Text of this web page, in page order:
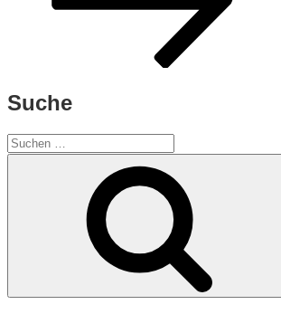
Suche
Suchen